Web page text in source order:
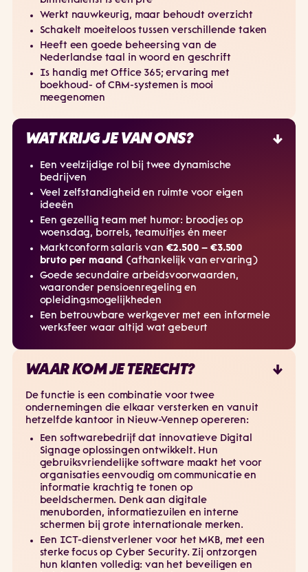
Werkt nauwkeurig, maar behoudt overzicht
Schakelt moeiteloos tussen verschillende taken
Heeft een goede beheersing van de
Nederlandse taal in woord en geschrift
Is handig met Office 365; ervaring met
boekhoud- of CRM-systemen is mooi
meegenomen
WAT KRIJG JE VAN ONS?
Een veelzijdige rol bij twee dynamische
bedrijven
Veel zelfstandigheid en ruimte voor eigen
ideeën
Een gezellig team met humor: broodjes op
woensdag, borrels, teamuitjes én meer
Marktconform salaris van €2.500 – €3.500
bruto per maand (afhankelijk van ervaring)
Goede secundaire arbeidsvoorwaarden,
waaronder pensioenregeling en
opleidingsmogelijkheden
Een betrouwbare werkgever met een informele
werksfeer waar altijd wat gebeurt
WAAR KOM JE TERECHT?
De functie is een combinatie voor twee
ondernemingen die elkaar versterken en vanuit
hetzelfde kantoor in Nieuw-Vennep opereren:
Een softwarebedrijf dat innovatieve Digital
Signage oplossingen ontwikkelt. Hun
gebruiksvriendelijke software maakt het voor
organisaties eenvoudig om communicatie en
informatie krachtig te tonen op
beeldschermen. Denk aan digitale
menuborden, informatiezuilen en interne
schermen bij grote internationale merken.
Een ICT-dienstverlener voor het MKB, met een
sterke focus op Cyber Security. Zij ontzorgen
hun klanten volledig: van het beveiligen en